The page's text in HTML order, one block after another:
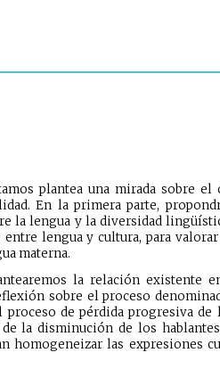
plantea una mirada sobre
En la primera parte,
la lengua y la diversidad
lengua y cultura, para
materna.
la relación existente
sobre el proceso
de pérdida progresiva
la disminución de los
homogeneizar las expresiones